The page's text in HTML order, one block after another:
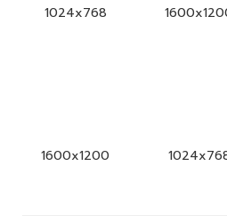
1024x768
1600x1200